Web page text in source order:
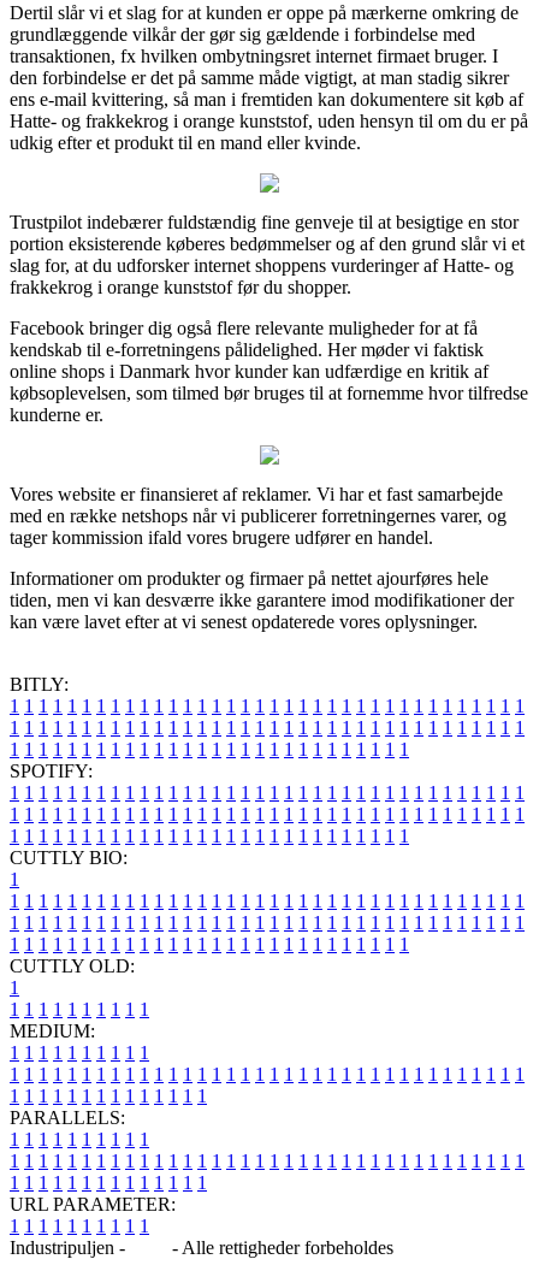
Dertil slår vi et slag for at kunden er oppe på mærkerne omkring de
grundlæggende vilkår der gør sig gældende i forbindelse med
transaktionen, fx hvilken ombytningsret internet firmaet bruger. I
den forbindelse er det på samme måde vigtigt, at man stadig sikrer
ens e-mail kvittering, så man i fremtiden kan dokumentere sit køb af
Hatte- og frakkekrog i orange kunststof, uden hensyn til om du er på
udkig efter et produkt til en mand eller kvinde.
Trustpilot indebærer fuldstændig fine genveje til at besigtige en stor
portion eksisterende køberes bedømmelser og af den grund slår vi et
slag for, at du udforsker internet shoppens vurderinger af Hatte- og
frakkekrog i orange kunststof før du shopper.
Facebook bringer dig også flere relevante muligheder for at få
kendskab til e-forretningens pålidelighed. Her møder vi faktisk
online shops i Danmark hvor kunder kan udfærdige en kritik af
købsoplevelsen, som tilmed bør bruges til at fornemme hvor tilfredse
kunderne er.
Vores website er finansieret af reklamer. Vi har et fast samarbejde
med en række netshops når vi publicerer forretningernes varer, og
tager kommission ifald vores brugere udfører en handel.
Informationer om produkter og firmaer på nettet ajourføres hele
tiden, men vi kan desværre ikke garantere imod modifikationer der
kan være lavet efter at vi senest opdaterede vores oplysninger.
BITLY:
1 1 1 1 1 1 1 1 1 1 1 1 1 1 1 1 1 1 1 1 1 1 1 1 1 1 1 1 1 1 1 1 1 1 1 1
1 1 1 1 1 1 1 1 1 1 1 1 1 1 1 1 1 1 1 1 1 1 1 1 1 1 1 1 1 1 1 1 1 1 1 1
1 1 1 1 1 1 1 1 1 1 1 1 1 1 1 1 1 1 1 1 1 1 1 1 1 1 1 1
SPOTIFY:
1 1 1 1 1 1 1 1 1 1 1 1 1 1 1 1 1 1 1 1 1 1 1 1 1 1 1 1 1 1 1 1 1 1 1 1
1 1 1 1 1 1 1 1 1 1 1 1 1 1 1 1 1 1 1 1 1 1 1 1 1 1 1 1 1 1 1 1 1 1 1 1
1 1 1 1 1 1 1 1 1 1 1 1 1 1 1 1 1 1 1 1 1 1 1 1 1 1 1 1
CUTTLY BIO:
1
1 1 1 1 1 1 1 1 1 1 1 1 1 1 1 1 1 1 1 1 1 1 1 1 1 1 1 1 1 1 1 1 1 1 1 1
1 1 1 1 1 1 1 1 1 1 1 1 1 1 1 1 1 1 1 1 1 1 1 1 1 1 1 1 1 1 1 1 1 1 1 1
1 1 1 1 1 1 1 1 1 1 1 1 1 1 1 1 1 1 1 1 1 1 1 1 1 1 1 1
CUTTLY OLD:
1
1 1 1 1 1 1 1 1 1 1
MEDIUM:
1 1 1 1 1 1 1 1 1 1
1 1 1 1 1 1 1 1 1 1 1 1 1 1 1 1 1 1 1 1 1 1 1 1 1 1 1 1 1 1 1 1 1 1 1 1
1 1 1 1 1 1 1 1 1 1 1 1 1 1
PARALLELS:
1 1 1 1 1 1 1 1 1 1
1 1 1 1 1 1 1 1 1 1 1 1 1 1 1 1 1 1 1 1 1 1 1 1 1 1 1 1 1 1 1 1 1 1 1 1
1 1 1 1 1 1 1 1 1 1 1 1 1 1
URL PARAMETER:
1 1 1 1 1 1 1 1 1 1
Industripuljen -
- Alle rettigheder forbeholdes